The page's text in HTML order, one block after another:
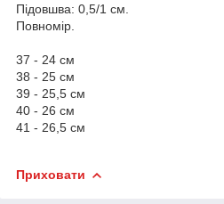
Підовшва: 0,5/1 см.
Повномір.
37 - 24 см
38 - 25 см
39 - 25,5 см
40 - 26 см
41 - 26,5 см
Приховати